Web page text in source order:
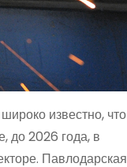
известно, что
до 2026 года, в
Павлодарская